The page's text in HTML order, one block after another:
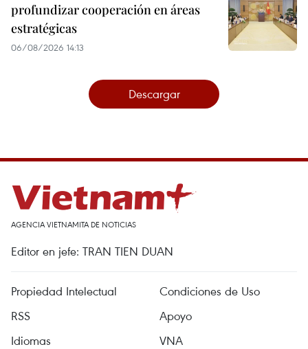
profundizar cooperación en áreas
estratégicas
06/08/2026 14:13
Descargar
AGENCIA VIETNAMITA DE NOTICIAS
Editor en jefe: TRAN TIEN DUAN
Propiedad Intelectual
Condiciones de Uso
RSS
Apoyo
Idiomas
VNA